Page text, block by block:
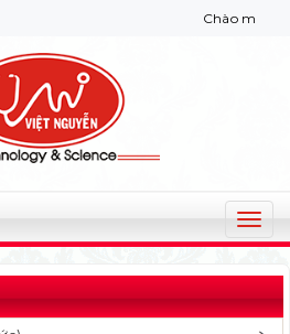
Chào mừng bạn
T
o
g
l